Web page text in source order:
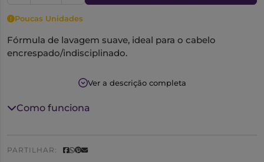
Poucas Unidades
Fórmula de lavagem suave, ideal para o cabelo
encrespado/indisciplinado.
Proporciona maneabilidade e controlo do
encrespamento para um toque suave, natural e ligeiro.
Ver a descrição completa
Como funciona
PARTILHAR: